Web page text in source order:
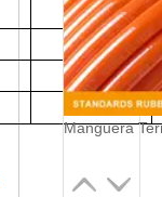
23.6
26.5
33.4
41.5
Manguera